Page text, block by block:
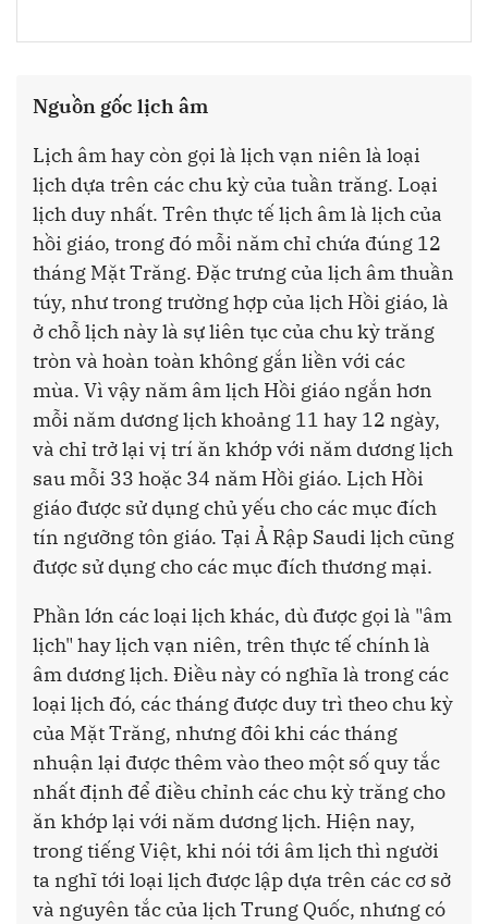
Nguồn gốc lịch âm
Lịch âm hay còn gọi là lịch vạn niên là loại
lịch dựa trên các chu kỳ của tuần trăng. Loại
lịch duy nhất. Trên thực tế lịch âm là lịch của
hồi giáo, trong đó mỗi năm chỉ chứa đúng 12
tháng Mặt Trăng. Đặc trưng của lịch âm thuần
túy, như trong trường hợp của lịch Hồi giáo, là
ở chỗ lịch này là sự liên tục của chu kỳ trăng
tròn và hoàn toàn không gắn liền với các
mùa. Vì vậy năm âm lịch Hồi giáo ngắn hơn
mỗi năm dương lịch khoảng 11 hay 12 ngày,
và chỉ trở lại vị trí ăn khớp với năm dương lịch
sau mỗi 33 hoặc 34 năm Hồi giáo. Lịch Hồi
giáo được sử dụng chủ yếu cho các mục đích
tín ngưỡng tôn giáo. Tại Ả Rập Saudi lịch cũng
được sử dụng cho các mục đích thương mại.
Phần lớn các loại lịch khác, dù được gọi là "âm
lịch" hay lịch vạn niên, trên thực tế chính là
âm dương lịch. Điều này có nghĩa là trong các
loại lịch đó, các tháng được duy trì theo chu kỳ
của Mặt Trăng, nhưng đôi khi các tháng
nhuận lại được thêm vào theo một số quy tắc
nhất định để điều chỉnh các chu kỳ trăng cho
ăn khớp lại với năm dương lịch. Hiện nay,
trong tiếng Việt, khi nói tới âm lịch thì người
ta nghĩ tới loại lịch được lập dựa trên các cơ sở
và nguyên tắc của lịch Trung Quốc, nhưng có